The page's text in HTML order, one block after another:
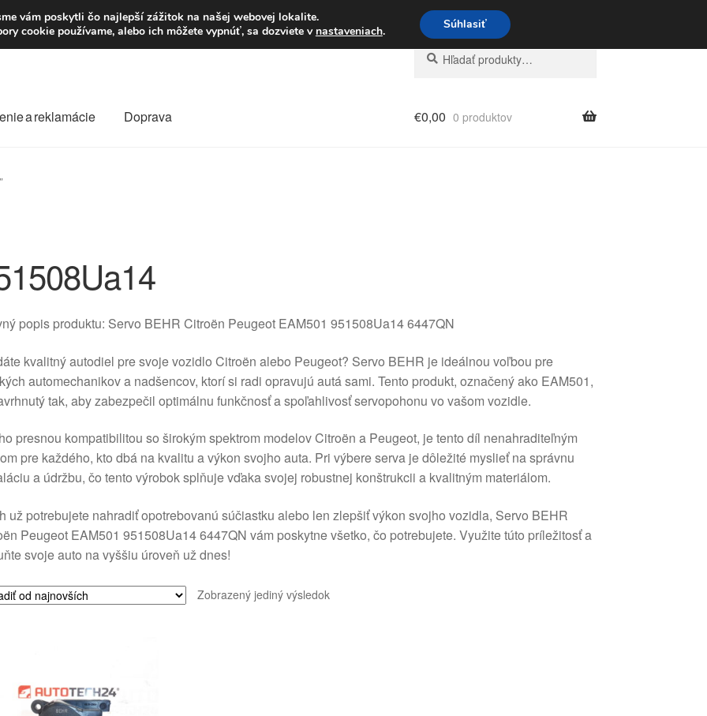
Po–Pi 09:00–16:00 233 221 276
Hľadať:
Vyhľadávanie
a reklamácie Doprava €0,00 0 produktov
popis produktu: Servo BEHR Citroën Peugeot EAM501 951508Ua14 6447QN
kvalitný autodiel pre svoje vozidlo Citroën alebo Peugeot? Servo BEHR je ideálnou voľbou pre
automechanikov a nadšencov, ktorí si radi opravujú autá sami. Tento produkt, označený ako EAM501,
tak, aby zabezpečil optimálnu funkčnosť a spoľahlivosť servopohonu vo vašom vozidle.
presnou kompatibilitou so širokým spektrom modelov Citroën a Peugeot, je tento díl nenahraditeľným
pre každého, kto dbá na kvalitu a výkon svojho auta. Pri výbere serva je dôležité myslieť na správnu
a údržbu, čo tento výrobok splňuje vďaka svojej robustnej konštrukcii a kvalitným materiálom.
už potrebujete nahradiť opotrebovanú súčiastku alebo len zlepšiť výkon svojho vozidla, Servo BEHR
Peugeot EAM501 951508Ua14 6447QN vám poskytne všetko, čo potrebujete. Využite túto príležitosť a
svoje auto na vyššiu úroveň už dnes!
Zobrazený jediný výsledok
vám poskytli čo najlepší zážitok na našej webovej lokalite.
cookie používame, alebo ich môžete vypnúť, sa dozviete v nastaveniach. Súhlasiť